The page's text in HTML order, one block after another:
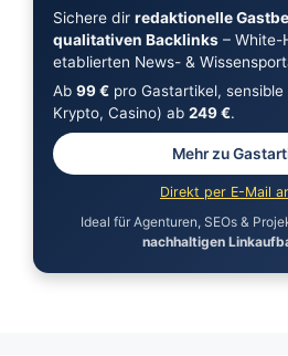
Sichere dir redaktionelle
qualitativen Backlinks– White-
etablierten News- &
Ab 99 €pro Gastartikel, sensible
Krypto, Casino) ab 249 €.
Mehr zu
Direkt per E-Mail
Ideal für Agenturen, SEOs &
nachhaltigen